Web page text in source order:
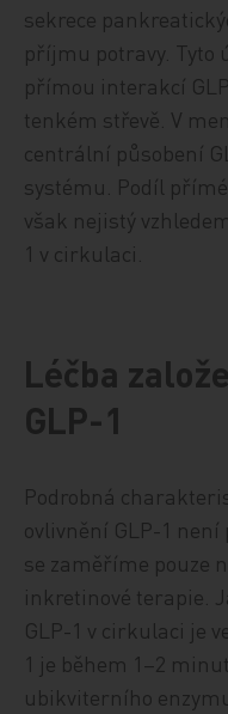
sekrece
příjmu potravy. Tyto
přímou interakcí
tenkém střevě. V
centrální působení
systému. Podíl
však nejistý
1 v cirkulaci.
Léčba
GLP-1
Podrobná
ovlivnění GLP-1
se zaměříme pouze
inkretinové terapie.
GLP-1 v cirkulaci je
1 je během 1–2
ubikviterního